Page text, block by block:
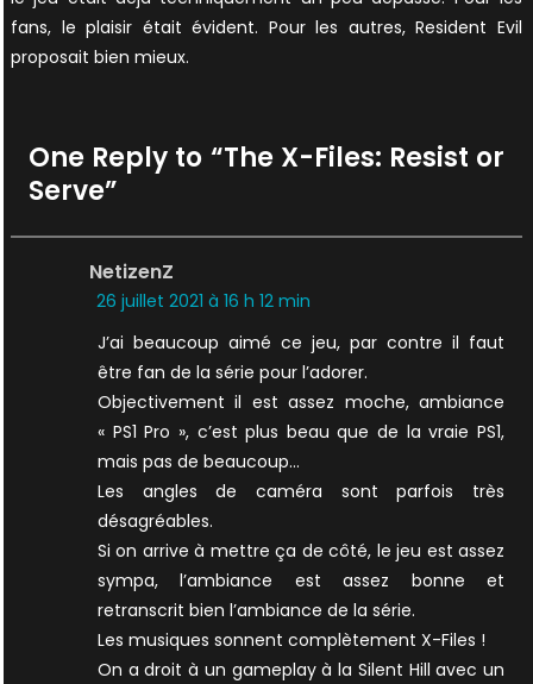
fans, le plaisir était évident. Pour les autres, Resident Evil
proposait bien mieux.
One Reply to “The X-Files: Resist or
Serve”
NetizenZ
26 juillet 2021 à 16 h 12 min
J’ai beaucoup aimé ce jeu, par contre il faut
être fan de la série pour l’adorer.
Objectivement il est assez moche, ambiance
« PS1 Pro », c’est plus beau que de la vraie PS1,
mais pas de beaucoup…
Les angles de caméra sont parfois très
désagréables.
Si on arrive à mettre ça de côté, le jeu est assez
sympa, l’ambiance est assez bonne et
retranscrit bien l’ambiance de la série.
Les musiques sonnent complètement X-Files !
On a droit à un gameplay à la Silent Hill avec un